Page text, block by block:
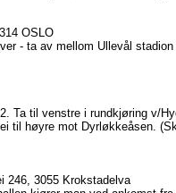
OSLO
- ta av mellom Ullevål stadion
Ta til venstre i rundkjøring v/
til høyre mot Dyrløkkeåsen.
246, 3055 Krokstadelva